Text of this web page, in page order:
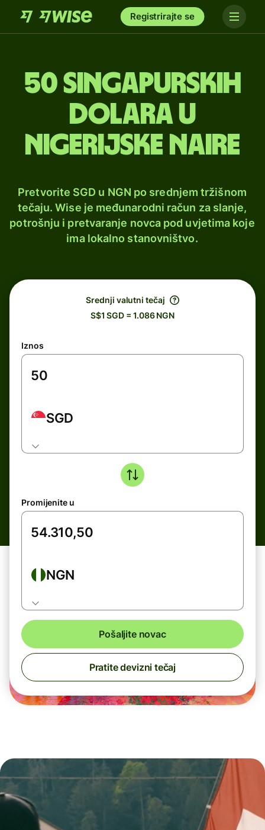
Registrirajte se
50 singapurskih
dolara u
nigerijske naire
Pretvorite SGD u NGN po srednjem tržišnom
tečaju. Wise je međunarodni račun za slanje,
potrošnju i pretvaranje novca pod uvjetima koje
ima lokalno stanovništvo.
Srednji valutni tečaj
S$1 SGD = 1.086 NGN
Iznos
SGD
Promijenite u
NGN
Pošaljite novac
Pratite devizni tečaj